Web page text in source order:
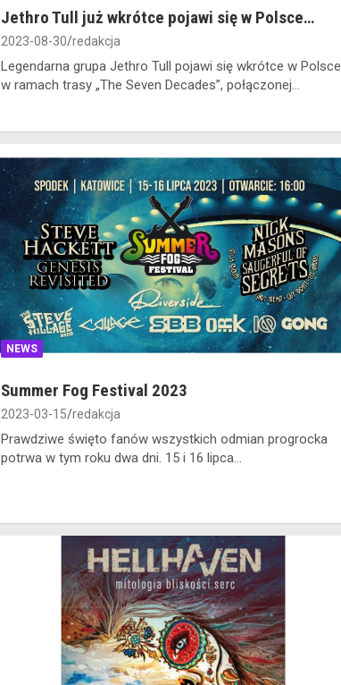
Jethro Tull już wkrótce pojawi się w Polsce…
2023-08-30 redakcja
Legendarna grupa Jethro Tull pojawi się wkrótce w Polsce
w ramach trasy „The Seven Decades”, połączonej…
NEWS
Summer Fog Festival 2023
2023-03-15 redakcja
Prawdziwe święto fanów wszystkich odmian progrocka
potrwa w tym roku dwa dni. 15 i 16 lipca…